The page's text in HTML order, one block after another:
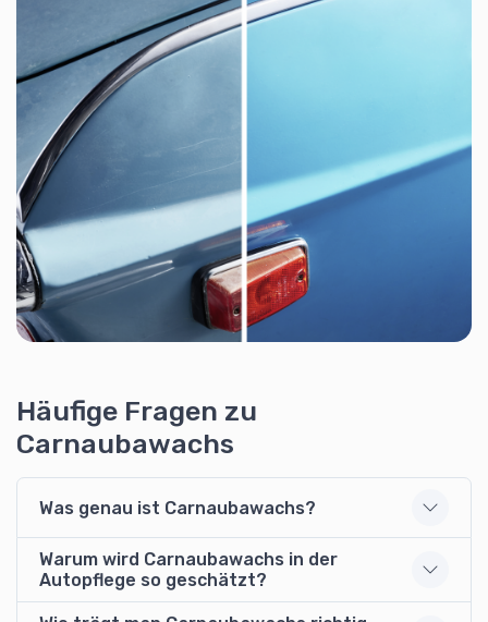
Häufige Fragen zu
Carnaubawachs
Was genau ist Carnaubawachs?
Warum wird Carnaubawachs in der
Autopflege so geschätzt?